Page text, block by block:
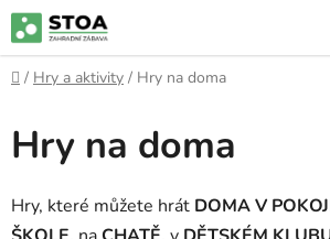
Přejít
na
obsah
Domů
/ Hry a aktivity / Hry na doma
Hry na doma
Hry, které můžete hrát DOMA V